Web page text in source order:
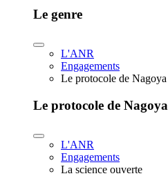
Le genre
L'ANR
Engagements
Le protocole de Nagoya
Le protocole de Nagoya
L'ANR
Engagements
La science ouverte